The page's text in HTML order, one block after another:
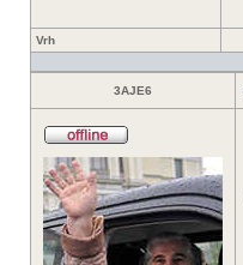
Vrh
3AJE6